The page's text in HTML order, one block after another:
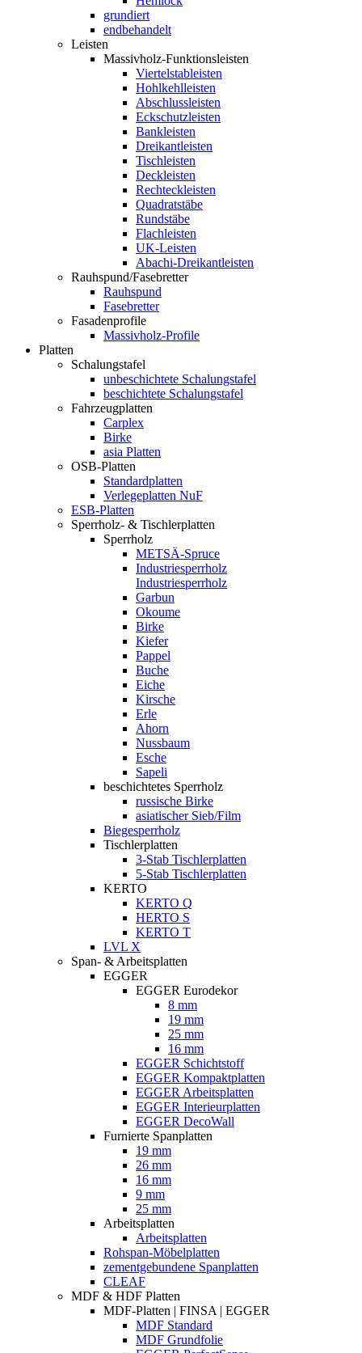
grundiert
endbehandelt
Leisten
Massivholz-Funktionsleisten
Viertelstableisten
Hohlkehlleisten
Abschlussleisten
Eckschutzleisten
Bankleisten
Dreikantleisten
Tischleisten
Deckleisten
Rechteckleisten
Quadratstäbe
Rundstäbe
Flachleisten
UK-Leisten
Abachi-Dreikantleisten
Rauhspund/Fasebretter
Rauhspund
Fasebretter
Fasadenprofile
Massivholz-Profile
Platten
Schalungstafel
unbeschichtete Schalungstafel
beschichtete Schalungstafel
Fahrzeugplatten
Carplex
Birke
asia Platten
OSB-Platten
Standardplatten
Verlegeplatten NuF
ESB-Platten
Sperrholz- & Tischlerplatten
Sperrholz
METSÄ-Spruce
Industriesperrholz
Industriesperrholz
Garbun
Okoume
Birke
Kiefer
Pappel
Buche
Eiche
Kirsche
Erle
Ahorn
Nussbaum
Esche
Sapeli
beschichtetes Sperrholz
russische Birke
asiatischer Sieb/Film
Biegesperrholz
Tischlerplatten
3-Stab Tischlerplatten
5-Stab Tischlerplatten
KERTO
KERTO Q
HERTO S
KERTO T
LVL X
Span- & Arbeitsplatten
EGGER
EGGER Eurodekor
8 mm
19 mm
25 mm
16 mm
EGGER Schichtstoff
EGGER Kompaktplatten
EGGER Arbeitsplatten
EGGER Interieurplatten
EGGER DecoWall
Furnierte Spanplatten
19 mm
26 mm
16 mm
9 mm
25 mm
Arbeitsplatten
Arbeitsplatten
Rohspan-Möbelplatten
zementgebundene Spanplatten
CLEAF
MDF & HDF Platten
MDF-Platten | FINSA | EGGER
MDF Standard
MDF Grundfolie